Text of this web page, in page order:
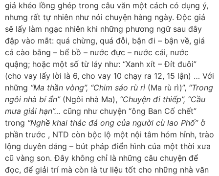
giả khéo lồng ghép trong câu văn một cách có dụng ý,
nhưng rất tự nhiên như nói chuyện hàng ngày. Độc giả
sẽ lấy làm ngạc nhiên khi những phương ngữ sau đây
đập vào mắt: quá chừng, quá đỗi, bận đi – bận về, giá
cả cào bằng – bể bồ – nước đực – nước cái, nước
quậng; hoặc một số từ láy như: “Xanh xít – Đít đuôi”
(cho vay lấy lời là 6, cho vay 10 chạy ra 12, 15 lận) … Với
những “Ma thần vòng”, “Chim sáo rù rì (Ma rù rì)”, “Trong
ngôi nhà bí ẩn”(Ngôi nhà Ma), “Chuyện đi thiếp”, “Cầu
mưa giải hạn”… cũng như chuyện “ông Ban Cố chết”
trong “Nghề khai thác đá ong của người cù lao Phố”ở
phần trước , NTD còn bộc lộ một nội tâm hóm hỉnh, trào
lộng duyên dáng – bút pháp điển hình của một thời xưa
cũ vàng son. Đây không chỉ là những câu chuyện để
đọc, để giải trí mà còn là tư liệu tốt cho những nhà văn